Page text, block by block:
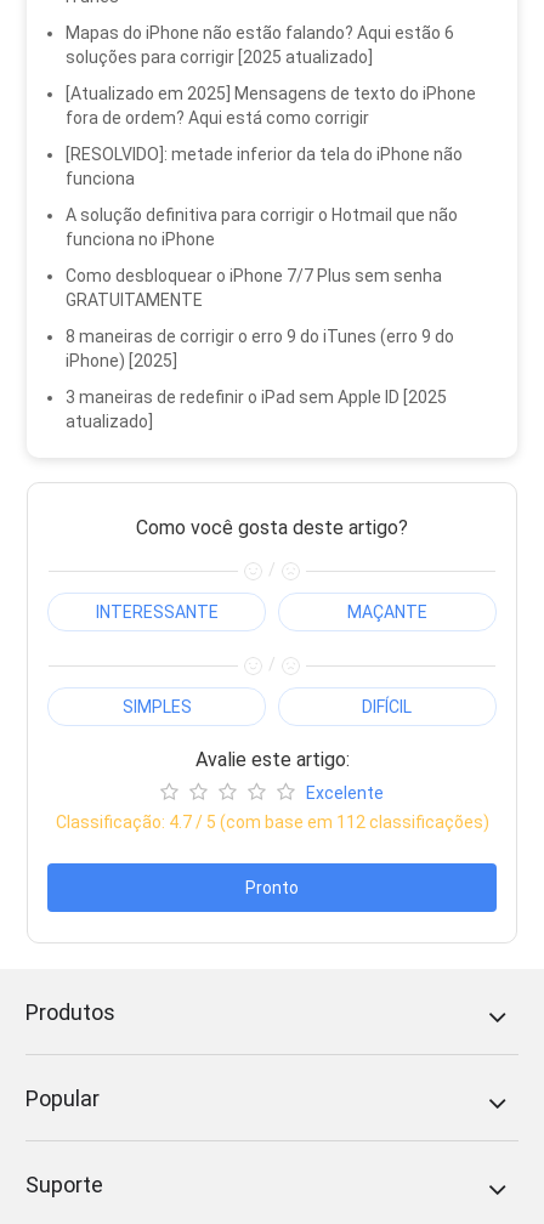
Mapas do iPhone não estão falando? Aqui estão 6
soluções para corrigir [2025 atualizado]
[Atualizado em 2025] Mensagens de texto do iPhone
fora de ordem? Aqui está como corrigir
[RESOLVIDO]: metade inferior da tela do iPhone não
funciona
A solução definitiva para corrigir o Hotmail que não
funciona no iPhone
Como desbloquear o iPhone 7/7 Plus sem senha
GRATUITAMENTE
8 maneiras de corrigir o erro 9 do iTunes (erro 9 do
iPhone) [2025]
3 maneiras de redefinir o iPad sem Apple ID [2025
atualizado]
Como você gosta deste artigo?
/
INTERESSANTE MAÇANTE
/
SIMPLES DIFÍCIL
Avalie este artigo:
Excelente
Classificação: 4.7/ 5 (com base em 112 classificações)
Pronto
Produtos
Popular
Suporte